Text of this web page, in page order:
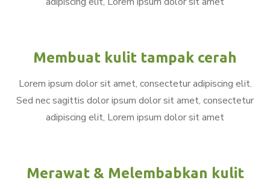
Membuat kulit tampak cerah
Lorem ipsum dolor sit amet, consectetur adipiscing elit.
Sed nec sagittis dolor ipsum dolor sit amet, consectetur
adipiscing elit, Lorem ipsum dolor sit amet
Merawat & Melembabkan kulit